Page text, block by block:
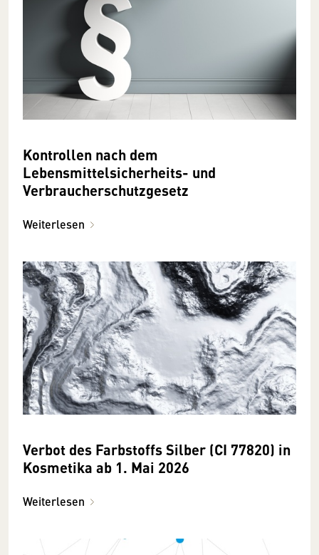
Kontrollen nach dem
Lebensmittelsicherheits- und
Verbraucherschutzgesetz
Weiterlesen
Verbot des Farbstoffs Silber (CI 77820) in
Kosmetika ab 1. Mai 2026
Weiterlesen